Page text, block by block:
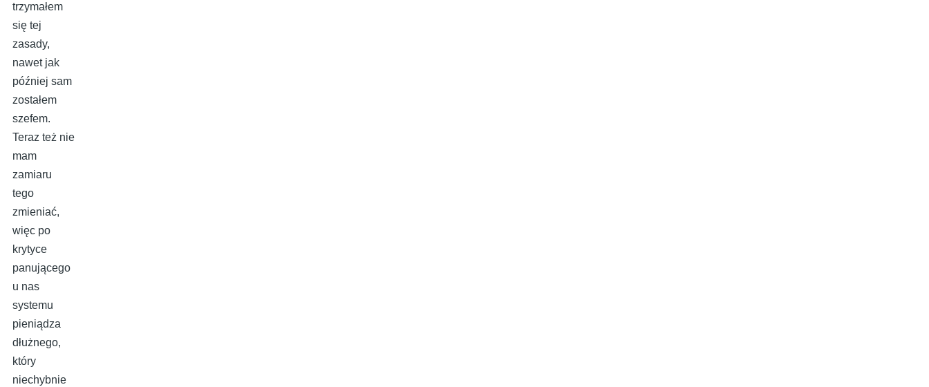
trzymałem
się tej
zasady,
nawet jak
później sam
zostałem
szefem.
Teraz też nie
mam
zamiaru
tego
zmieniać,
więc po
krytyce
panującego
u nas
systemu
pieniądza
dłużnego,
który
niechybnie